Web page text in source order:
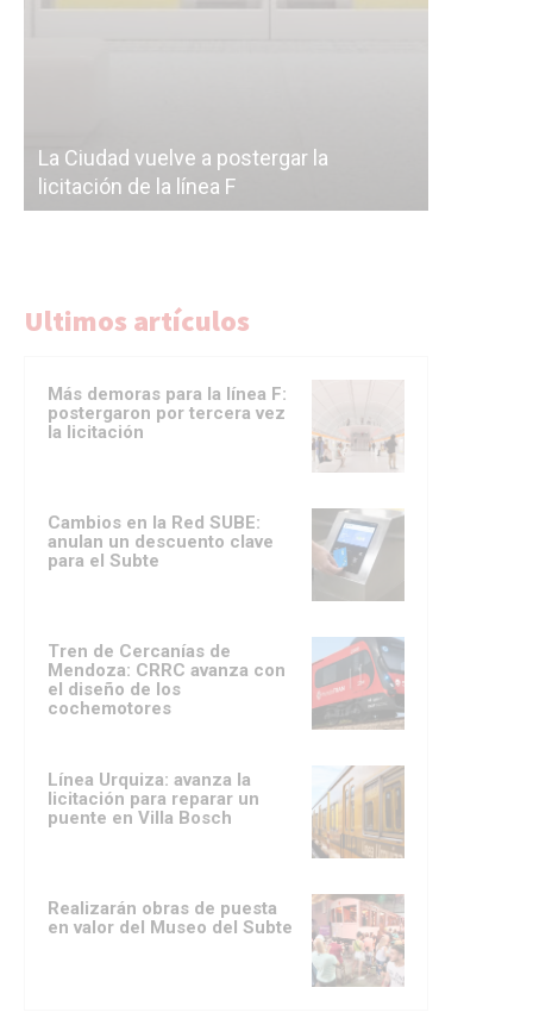
La Ciudad vuelve a postergar la
licitación de la línea F
Ultimos artículos
Más demoras para la línea F:
postergaron por tercera vez
la licitación
Cambios en la Red SUBE:
anulan un descuento clave
para el Subte
Tren de Cercanías de
Mendoza: CRRC avanza con
el diseño de los
cochemotores
Línea Urquiza: avanza la
licitación para reparar un
puente en Villa Bosch
Realizarán obras de puesta
en valor del Museo del Subte